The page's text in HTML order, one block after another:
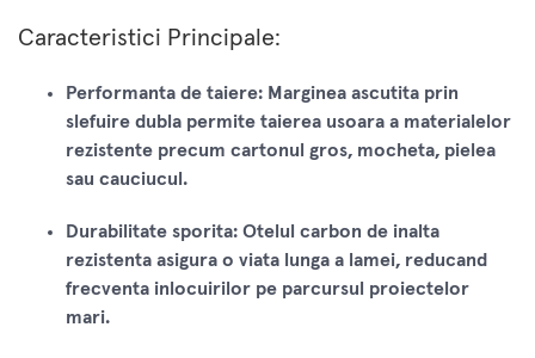
Caracteristici Principale:
Performanta de taiere: Marginea ascutita prin
slefuire dubla permite taierea usoara a materialelor
rezistente precum cartonul gros, mocheta, pielea
sau cauciucul.
Durabilitate sporita: Otelul carbon de inalta
rezistenta asigura o viata lunga a lamei, reducand
frecventa inlocuirilor pe parcursul proiectelor
mari.